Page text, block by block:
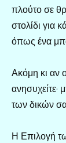
πλούτο σε
στολίδι για
όπως ένα
Ακόμη κι αν
ανησυχείτε·
των δικών
Η Επιλογή